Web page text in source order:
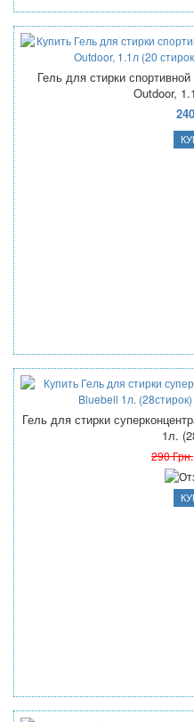
Гель для стирки
Outdoor,
Гель для стирки
1л.
290 Грн.